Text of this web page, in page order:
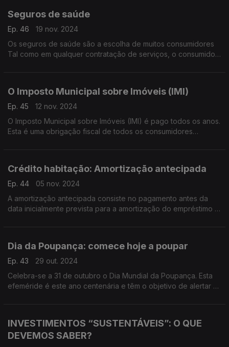
Seguros de saúde
Ep. 46
19 nov. 2024
Os seguros de saúde são a escolha de muitos consumidores
Tal como em qualquer contratação de serviços, o consumidor
seguro de saúde.
O Imposto Municipal sobre Imóveis (IMI)
Ep. 45
12 nov. 2024
O Imposto Municipal sobre Imóveis (IMI) é pago todos os anos.
Esta é uma obrigação fiscal de todos os consumidores
Crédito habitação: Amortização antecipada
Ep. 44
05 nov. 2024
A amortização antecipada consiste no pagamento antes da
data inicialmente prevista para a amortização do empréstimo e
Dia da Poupança: comece hoje a poupar
Ep. 43
29 out. 2024
Celebra-se a 31 de outubro o Dia Mundial da Poupança. Esta
efeméride é este ano centenária e têm o objetivo de alertar os
endividamento ou até sobre-endividamento.
INVESTIMENTOS “SUSTENTÁVEIS”: O QUE
DEVEMOS SABER?